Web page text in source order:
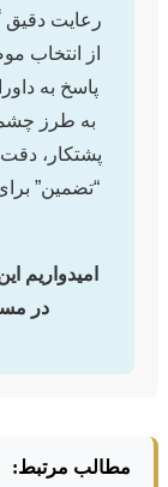
رعایت دقیق
از انتخاب
پاسخ به
به طرز
پشتکار،
“تضمین”
امیدواریم
در
مطالب مرتبط: